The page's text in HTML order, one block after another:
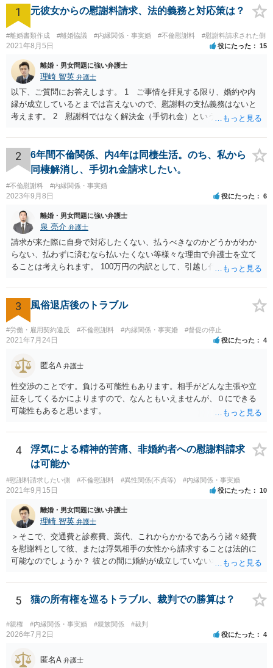
1 元彼女からの慰謝料請求、法的義務と対応策は？
#離婚書類作成 #離婚協議 #内縁関係・事実婚 #不倫慰謝料 #慰謝料請求された側
2021年8月5日 役にたった 15
離婚・男女問題に強い弁護士
理崎 智英 弁護士
以下、ご質問にお答えします。 1 ご事情を拝見する限り、婚約や内
縁が成立しているとまでは言えないので、慰謝料の支払義務はないと
考えます。 2 慰謝料ではなく解決金（手切れ金）という名目で数十
うに合意書を取り交わす必要はあると思います。 4 合意書を取り交
わし、その中で精算条項（一切の債権債務のないことを確認する）を
設ければ、大丈夫です。
2
6年間不倫関係、内4年は同棲生活。のち、私から
同棲解消し、手切れ金請求したい。
#不倫慰謝料 #内縁関係・事実婚
2023年9月8日 役にたった 6
離婚・男女問題に強い弁護士
泉 亮介 弁護士
請求が来た際に自身で対応したくない、払うべきなのかどうかがわか
らない、払わずに済むなら払いたくない等様々な理由で弁護士を立て
ることは考えられます。 100万円の内訳として、引越し代等でどの程
によっても追加での請求については変わってくるかと思われます。 ま
た、請求する金額によっては、相手方の判断として、それで全て終わ
るのであれば払っておしまいにする、という考え方もあり得ます。
3 風俗退店後のトラブル
#労働・雇用契約違反 #不倫慰謝料 #内縁関係・事実婚 #督促の停止
2021年7月24日 役にたった 4
匿名A 弁護士
性交渉のことです。負ける可能性もあります。相手がどんな主張や立
証をしてくるかによりますので、なんともいえませんが、０にできる
可能性もあると思います。
4
浮気による精神的苦痛、非婚約者への慰謝料請求
は可能か
#慰謝料請求したい側 #不倫慰謝料 #異性関係(不貞等) #内縁関係・事実婚
2021年9月15日 役にたった 10
離婚・男女問題に強い弁護士
理崎 智英 弁護士
＞そこで、交通費と診察費、薬代、これからかかるであろう諸々経費
を慰謝料として彼、または浮気相手の女性から請求することは法的に
可能なのでしょうか？ 彼との間に婚約が成立していない場合には，彼
5 猫の所有権を巡るトラブル、裁判での勝算は？
#親権 #内縁関係・事実婚 #親族関係 #裁判
2026年7月2日 役にたった 4
匿名A 弁護士